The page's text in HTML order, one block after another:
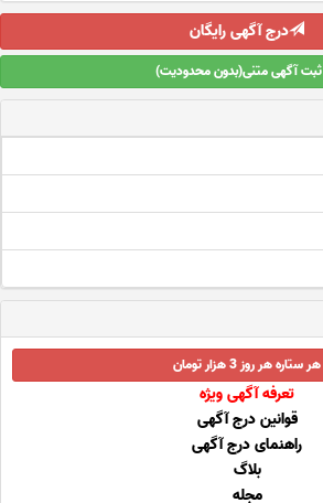
درج آگهی رایگان
ثبت آگهی متنی(بدون محدودیت)
هر ستاره هر روز 3 هزار تومان
تعرفه آگهی ویژه
قوانین درج آگهی
راهنمای درج آگهی
بلاگ
مجله